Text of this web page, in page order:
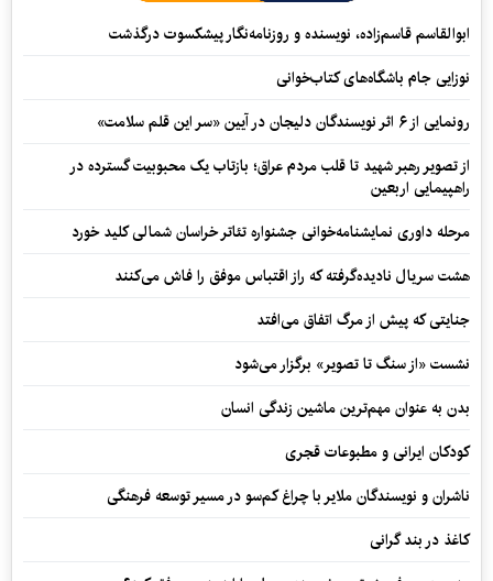
ابوالقاسم قاسم‌زاده، نویسنده و روزنامه‌نگار پیشکسوت درگذشت
نوزایی جام باشگاه‌های کتاب‌خوانی
رونمایی از ۶ اثر نویسندگان دلیجان در آیین «سر این قلم سلامت»
از تصویر رهبر شهید تا قلب مردم عراق؛ بازتاب یک محبوبیت گسترده در
راهپیمایی اربعین
مرحله داوری نمایشنامه‌خوانی جشنواره تئاتر خراسان شمالی کلید خورد
هشت سریال نادیده‌گرفته که راز اقتباس موفق را فاش می‌کنند
جنایتی که پیش از مرگ اتفاق می‌افتد
نشست «از سنگ تا تصویر» برگزار می‌شود
بدن به عنوان مهم‌ترین ماشین زندگی انسان
کودکان ایرانی و مطبوعات قجری
ناشران و نویسندگان ملایر با چراغ کم‌سو در مسیر توسعه فرهنگی
کاغذ در بند گرانی